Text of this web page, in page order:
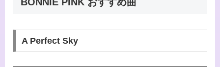
A Perfect Sky